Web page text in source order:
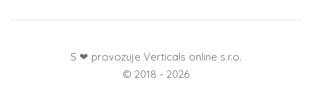
S ❤ provozuje Verticals online s.r.o.
© 2018 - 2026